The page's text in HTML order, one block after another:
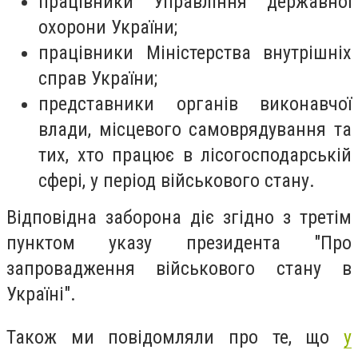
охорони України;
працівники Міністерства внутрішніх
справ України;
представники органів виконавчої
влади, місцевого самоврядування та
тих, хто працює в лісогосподарській
сфері, у період військового стану.
Відповідна заборона діє згідно з третім
пунктом указу президента "Про
запровадження військового стану в
Україні".
Також ми повідомляли про те, що у